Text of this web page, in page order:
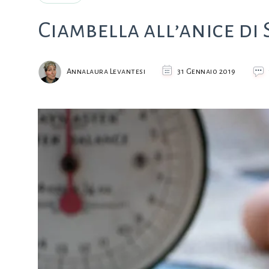
Ciambella all’anice di
Annalaura Levantesi 31 Gennaio 2019